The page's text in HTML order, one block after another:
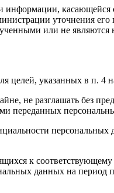
касающейся
уточнения
или не
целей, указанных в п. 4
не разглашать без
переданных
персональных
к
данных на